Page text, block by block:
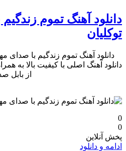
دانلود آهنگ تموم
توکلیان
دانلود آهنگ تموم زندگیم با صدای
دانلود آهنگ اصلی با کیفیت بالا به
از بابل
0
0
پخش آنلاین
ادامه و دانلود